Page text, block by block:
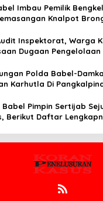
Imbau Pemilik
Knalpot
Inspektorat, Warga
Dugaan Pengelolaan
Polda Babel-
Karhutla Di
Pimpin Sertijab
Berikut Daftar